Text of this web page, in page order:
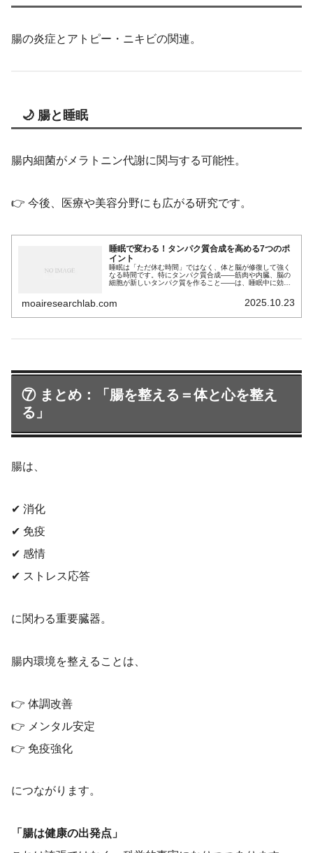
腸の炎症とアトピー・ニキビの関連。
🌙 腸と睡眠
腸内細菌がメラトニン代謝に関与する可能性。
👉 今後、医療や美容分野にも広がる研究です。
睡眠で変わる！タンパク質合成を高める7つのポ
イント
睡眠は「ただ休む時間」ではなく、体と脳が修復して強く
なる時間です。特にタンパク質合成――筋肉や内臓、脳の
細胞が新しいタンパク質を作ること――は、睡眠中に効率
しく説明し、日常ですぐに実践できるコツもまとめます。
研究の要点をやさしく噛み砕いているので、運動をする人
moairesearchlab.com 2025.10.23
⑦ まとめ：「腸を整える＝体と心を整え
る」
腸は、
✔ 消化
✔ 免疫
✔ 感情
✔ ストレス応答
に関わる重要臓器。
腸内環境を整えることは、
👉 体調改善
👉 メンタル安定
👉 免疫強化
につながります。
「腸は健康の出発点」